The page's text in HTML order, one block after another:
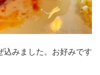
込みました。お好みです